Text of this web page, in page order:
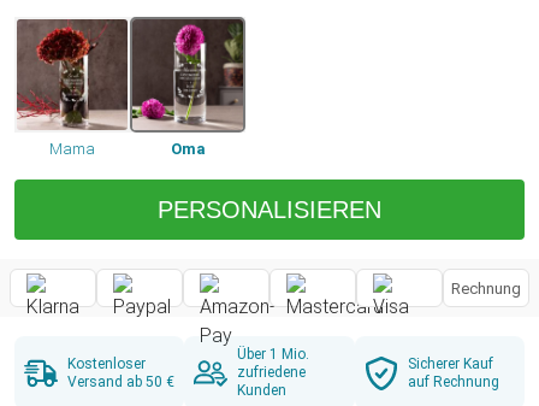
Mama Oma
PERSONALISIEREN
Rechnung
Kostenloser
Versand ab 50 €
Über 1 Mio.
zufriedene
Kunden
Sicherer Kauf
auf Rechnung